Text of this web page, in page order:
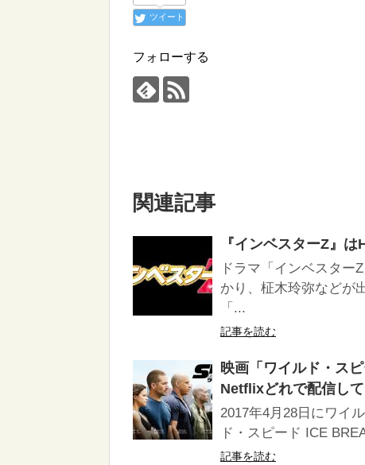
ツイート
フォローする
関連記事
『インベスターZ』
ドラマ「インベスター
かり、柾木玲弥などが
「...
記事を読む
映画「ワイルド・ス
Netflixどれで配信して
2017年4月28日にワイ
ド・スピード ICE
記事を読む